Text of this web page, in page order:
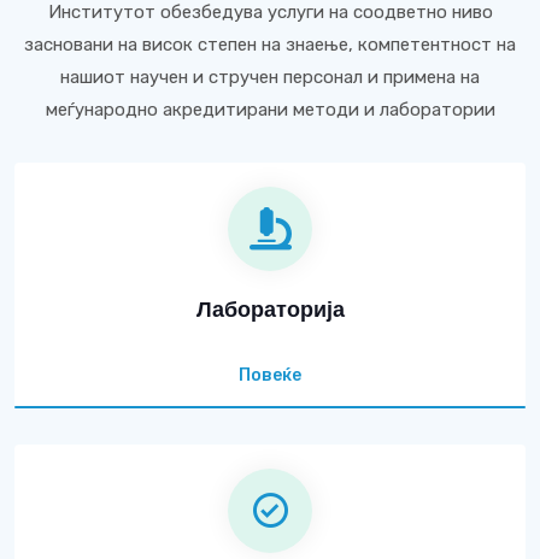
Институтот обезбедува услуги на соодветно ниво
засновани на висок степен на знаење, компетентност на
нашиот научен и стручен персонал и примена на
меѓународно акредитирани методи и лаборатории
Лабораторија
Повеќе